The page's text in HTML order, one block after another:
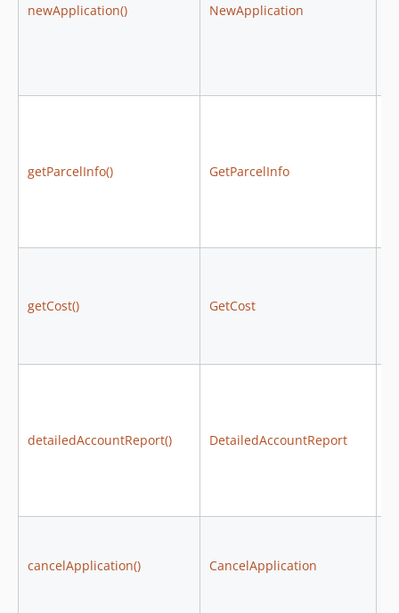
newApplication() NewApplication
getParcelInfo() GetParcelInfo
getCost() GetCost
detailedAccountReport() DetailedAccountReport
cancelApplication() CancelApplication